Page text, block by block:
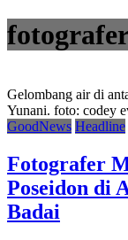
Gelombang air di
Yunani. foto: codey
GoodNews Headline
Fotografer
Poseidon di
Badai